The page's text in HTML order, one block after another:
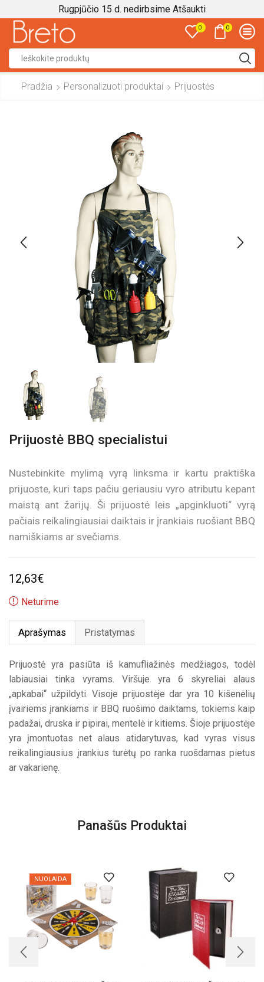
Rugpjūčio 15 d. nedirbsime Atšaukti
0 0
input
Pradžia Personalizuoti produktai Prijuostės
Prijuostė BBQ specialistui
Nustebinkite mylimą vyrą linksma ir kartu praktiška
prijuoste, kuri taps pačiu geriausiu vyro atributu kepant
maistą ant žarijų. Ši prijuostė leis „apginkluoti“ vyrą
pačiais reikalingiausiai daiktais ir įrankiais ruošiant BBQ
namiškiams ar svečiams.
12,63€
Neturime
Aprašymas Pristatymas
Prijuostė yra pasiūta iš kamufliažinės medžiagos, todėl
labiausiai tinka vyrams. Viršuje yra 6 skyreliai alaus
„apkabai“ užpildyti. Visoje prijuostėje dar yra 10 kišenėlių
įvairiems įrankiams ir BBQ ruošimo daiktams, tokiems kaip
padažai, druska ir pipirai, mentelė ir kitiems. Šioje prijuostėje
yra įmontuotas net alaus atidarytuvas, kad vyras visus
reikalingiausius įrankius turėtų po ranka ruošdamas pietus
ar vakarienę.
Panašūs Produktai
NUOLAIDA